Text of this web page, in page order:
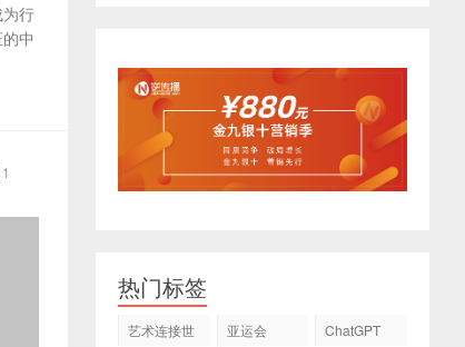
行
中
1
热门标签
艺术连接世
亚运会
ChatGPT